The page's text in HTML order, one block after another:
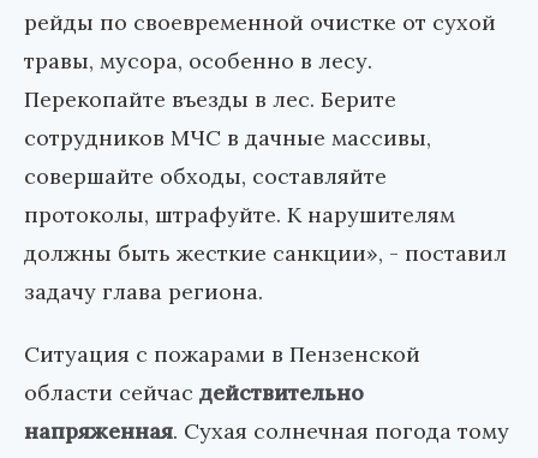
рейды по своевременной очистке от сухой
травы, мусора, особенно в лесу.
Перекопайте въезды в лес. Берите
сотрудников МЧС в дачные массивы,
совершайте обходы, составляйте
протоколы, штрафуйте. К нарушителям
должны быть жесткие санкции», - поставил
задачу глава региона.
Ситуация с пожарами в Пензенской
области сейчас действительно
напряженная. Сухая солнечная погода тому